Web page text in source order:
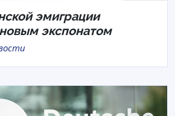
эмиграции
экспонатом